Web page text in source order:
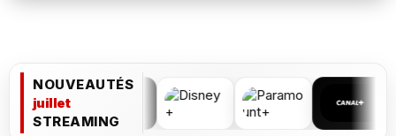
NOUVEAUTÉS
juillet
STREAMING